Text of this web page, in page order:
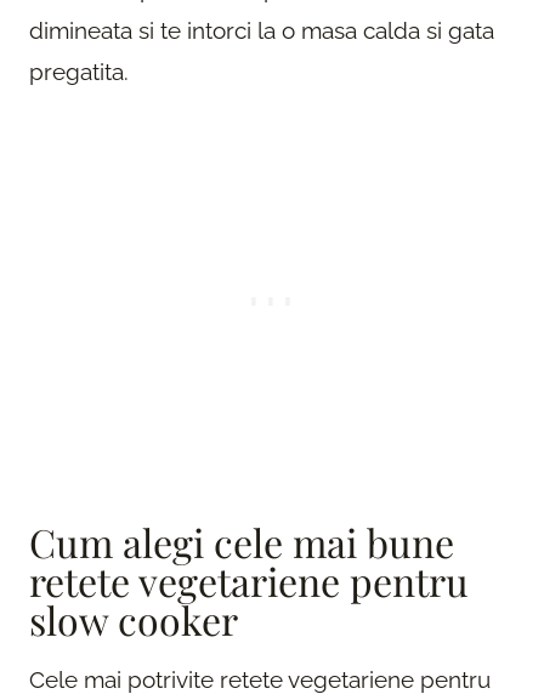
dimineata si te intorci la o masa calda si gata
pregatita.
Cum alegi cele mai bune
retete vegetariene pentru
slow cooker
Cele mai potrivite retete vegetariene pentru